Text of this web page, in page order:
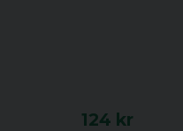
124 kr